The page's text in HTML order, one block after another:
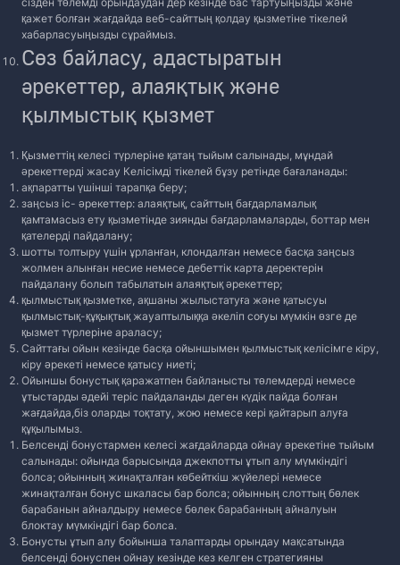
қажет болған жағдайда веб-сайттың қолдау қызметіне тікелей
хабарласуыңызды сұраймыз.
Сөз байласу, адастыратын
әрекеттер, алаяқтық және
қылмыстық қызмет
Қызметтің келесі түрлеріне қатаң тыйым салынады, мұндай
әрекеттерді жасау Келісімді тікелей бұзу ретінде бағаланады:
ақпаратты үшінші тарапқа беру;
заңсыз іс- әрекеттер: алаяқтық, сайттың бағдарламалық
қамтамасыз ету қызметінде зиянды бағдарламаларды, боттар мен
қателерді пайдалану;
шотты толтыру үшін ұрланған, клондалған немесе басқа заңсыз
жолмен алынған несие немесе дебеттік карта деректерін
пайдалану болып табылатын алаяқтық әрекеттер;
қылмыстық қызметке, ақшаны жылыстатуға және қатысуы
қылмыстық-құқықтық жауаптылыққа әкеліп соғуы мүмкін өзге де
қызмет түрлеріне араласу;
Сайттағы ойын кезінде басқа ойыншымен қылмыстық келісімге кіру,
кіру әрекеті немесе қатысу ниеті;
Ойыншы бонустық қаражатпен байланысты төлемдерді немесе
ұтыстарды әдейі теріс пайдаланды деген күдік пайда болған
жағдайда,біз оларды тоқтату, жою немесе кері қайтарып алуға
құқылымыз.
Белсенді бонустармен келесі жағдайларда ойнау әрекетіне тыйым
салынады: oйында барысында джекпотты ұтып алу мүмкіндігі
болса; oйынның жинақталған көбейткіш жүйелері немесе
жинақталған бонус шкаласы бар болса; oйынның слоттың бөлек
барабанын айналдыру немесе бөлек барабанның айналуын
блоктау мүмкіндігі бар болса.
Бонусты ұтып алу бойынша талаптарды орындау мақсатында
белсенді бонуспен ойнау кезінде кез келген стратегияны